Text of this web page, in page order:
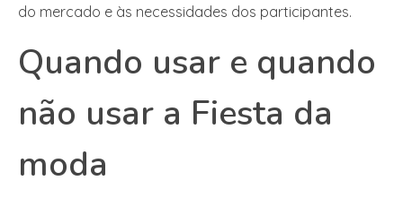
do mercado e às necessidades dos participantes.
Quando usar e quando
não usar a Fiesta da
moda